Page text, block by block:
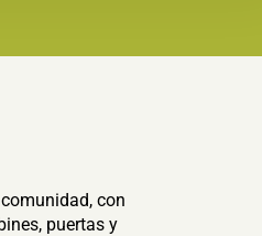
con
puertas y